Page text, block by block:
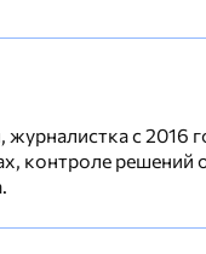
с 2016
контроле решений